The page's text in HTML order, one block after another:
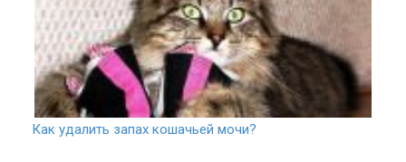
Как удалить запах кошачьей мочи?